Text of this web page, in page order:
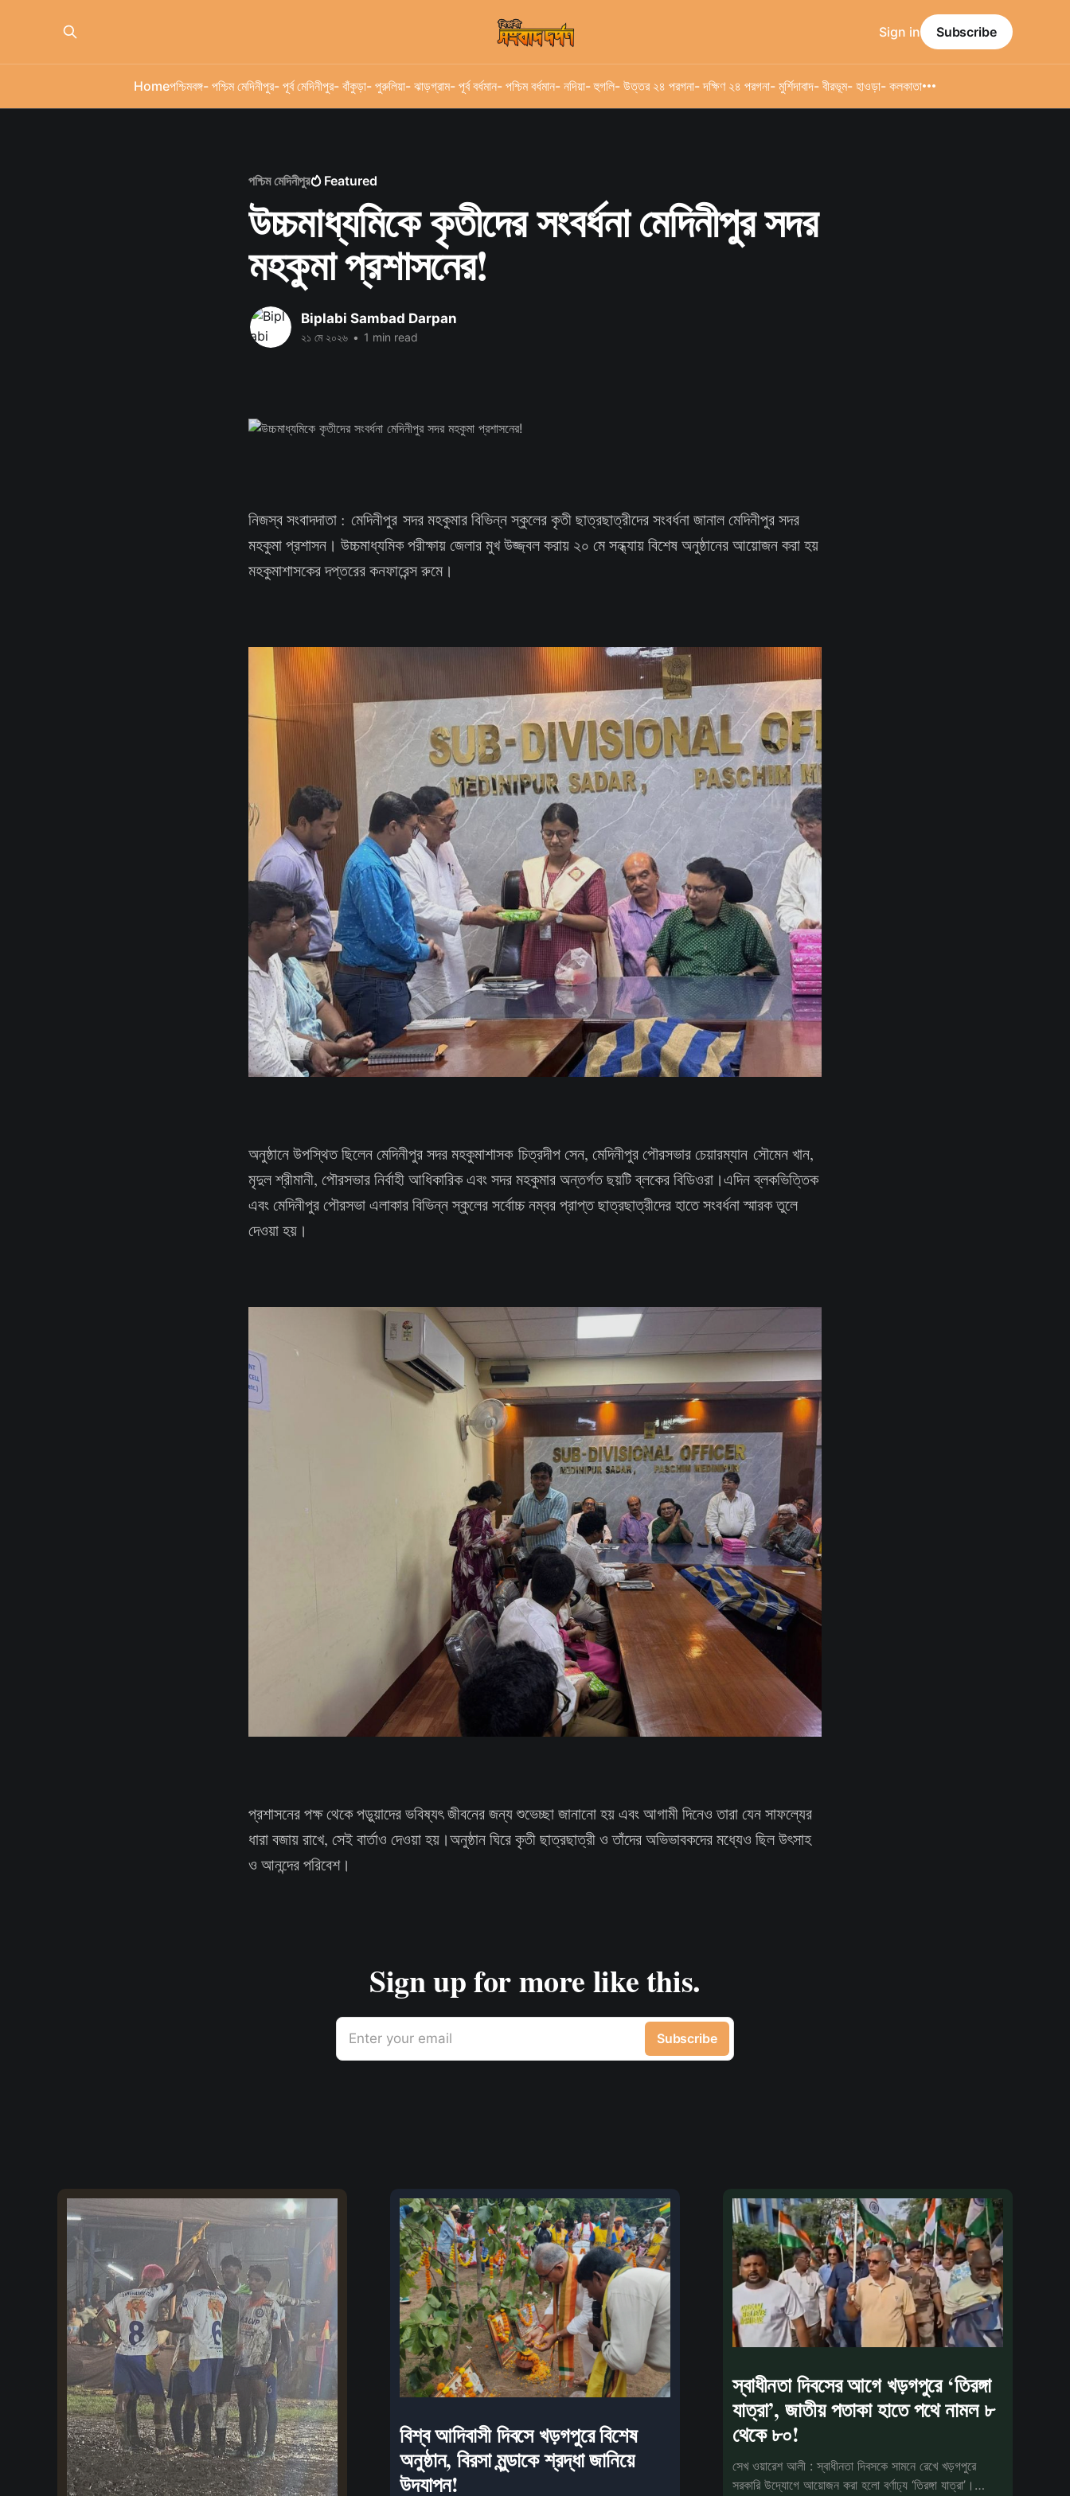
Homeপশ্চিমবঙ্গ- পশ্চিম মেদিনীপুর- পূর্ব মেদিনীপুর- বাঁকুড়া- পুরুলিয়া- ঝাড়গ্রাম- পূর্ব বর্ধমান- পশ্চিম বর্ধমান- নদিয়া- হুগলি- উত্তর ২৪ পরগনা- দক্ষিণ ২৪ পরগনা- মুর্শিদাবাদ- বীরভূম- হাওড়া- কলকাতা
Sign in Subscribe
পশ্চিম মেদিনীপুর Featured
উচ্চমাধ্যমিকে কৃতীদের সংবর্ধনা মেদিনীপুর সদর
মহকুমা প্রশাসনের!
Biplabi Sambad Darpan
২১ মে ২০২৬ • 1 min read
নিজস্ব সংবাদদাতা : মেদিনীপুর সদর মহকুমার বিভিন্ন স্কুলের কৃতী ছাত্রছাত্রীদের সংবর্ধনা জানাল মেদিনীপুর সদর
মহকুমা প্রশাসন। উচ্চমাধ্যমিক পরীক্ষায় জেলার মুখ উজ্জ্বল করায় ২০ মে সন্ধ্যায় বিশেষ অনুষ্ঠানের আয়োজন করা হয়
মহকুমাশাসকের দপ্তরের কনফারেন্স রুমে।
অনুষ্ঠানে উপস্থিত ছিলেন মেদিনীপুর সদর মহকুমাশাসক চিত্রদীপ সেন, মেদিনীপুর পৌরসভার চেয়ারম্যান সৌমেন খান,
মৃদুল শ্রীমানী, পৌরসভার নির্বাহী আধিকারিক এবং সদর মহকুমার অন্তর্গত ছয়টি ব্লকের বিডিওরা।এদিন ব্লকভিত্তিক
এবং মেদিনীপুর পৌরসভা এলাকার বিভিন্ন স্কুলের সর্বোচ্চ নম্বর প্রাপ্ত ছাত্রছাত্রীদের হাতে সংবর্ধনা স্মারক তুলে
দেওয়া হয়।
প্রশাসনের পক্ষ থেকে পড়ুয়াদের ভবিষ্যৎ জীবনের জন্য শুভেচ্ছা জানানো হয় এবং আগামী দিনেও তারা যেন সাফল্যের
ধারা বজায় রাখে, সেই বার্তাও দেওয়া হয়।অনুষ্ঠান ঘিরে কৃতী ছাত্রছাত্রী ও তাঁদের অভিভাবকদের মধ্যেও ছিল উৎসাহ
ও আনন্দের পরিবেশ।
Sign up for more like this.
Enter your email Subscribe
বিশ্ব আদিবাসী দিবসে খড়গপুরে বিশেষ
অনুষ্ঠান, বিরসা মুন্ডাকে শ্রদ্ধা জানিয়ে
উদযাপন!
স্বাধীনতা দিবসের আগে খড়গপুরে ‘তিরঙ্গা
যাত্রা’, জাতীয় পতাকা হাতে পথে নামল ৮
থেকে ৮০!
সেখ ওয়ারেশ আলী : স্বাধীনতা দিবসকে সামনে রেখে খড়গপুরে
সরকারি উদ্যোগে আয়োজন করা হলো বর্ণাঢ্য ‘তিরঙ্গা যাত্রা’।